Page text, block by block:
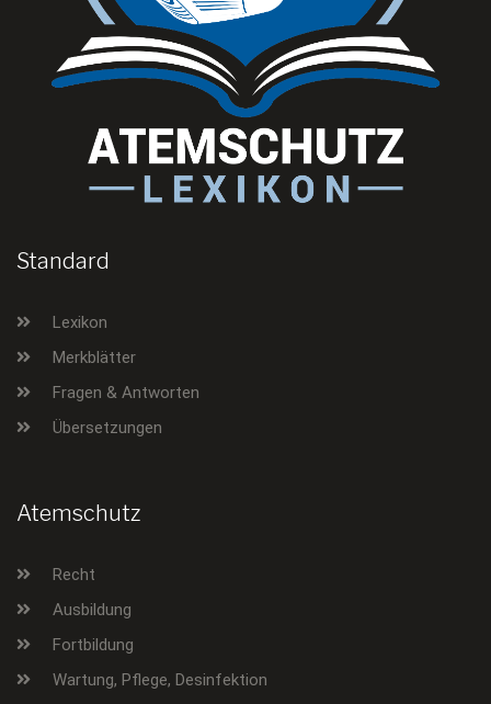
Standard
Lexikon
Merkblätter
Fragen & Antworten
Übersetzungen
Atemschutz
Recht
Ausbildung
Fortbildung
Wartung, Pflege, Desinfektion